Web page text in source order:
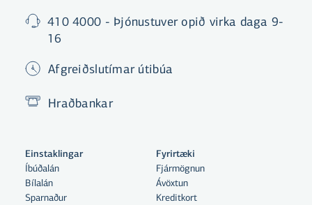
410 4000 - Þjónustuver opið virka daga 9-
16
Afgreiðslutímar útibúa
Hraðbankar
Einstaklingar
Íbúðalán
Bílalán
Sparnaður
Fyrirtæki
Fjármögnun
Ávöxtun
Kreditkort